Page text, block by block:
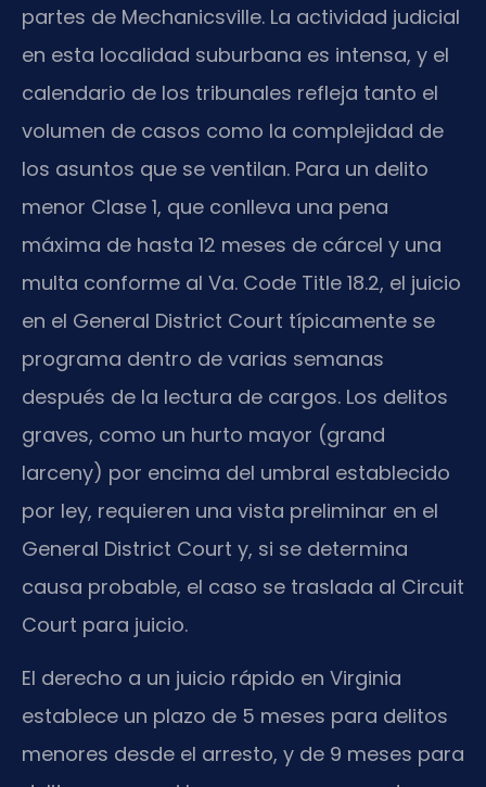
partes de Mechanicsville. La actividad judicial
en esta localidad suburbana es intensa, y el
calendario de los tribunales refleja tanto el
volumen de casos como la complejidad de
los asuntos que se ventilan. Para un delito
menor Clase 1, que conlleva una pena
máxima de hasta 12 meses de cárcel y una
multa conforme al Va. Code Title 18.2, el juicio
en el General District Court típicamente se
programa dentro de varias semanas
después de la lectura de cargos. Los delitos
graves, como un hurto mayor (grand
larceny) por encima del umbral establecido
por ley, requieren una vista preliminar en el
General District Court y, si se determina
causa probable, el caso se traslada al Circuit
Court para juicio.
El derecho a un juicio rápido en Virginia
establece un plazo de 5 meses para delitos
menores desde el arresto, y de 9 meses para